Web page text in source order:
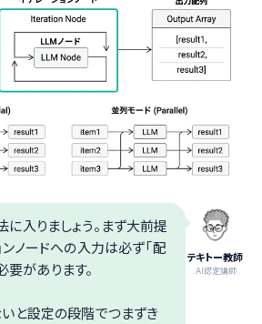
テキトー教師
.AI認定講師
入りましょう。まず大前提
ンノードへの入力は必ず「配
要があります。
と設定の段階でつまずき